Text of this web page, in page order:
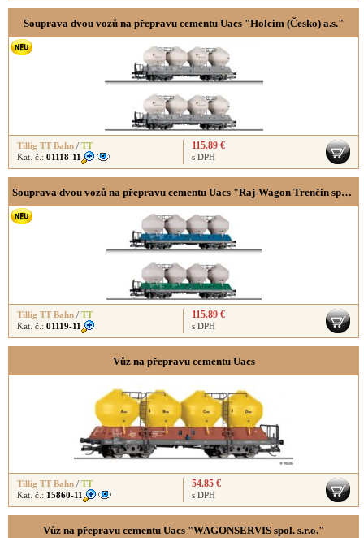
Souprava dvou vozů na přepravu cementu Uacs "Holcim (Česko) a.s."
Tillig TT Bahn / TT
Kat. č.: 01118-11
115.89 €
s DPH
Souprava dvou vozů na přepravu cementu Uacs "Raj-Wagon Trenčin spol. s.r.o."
Tillig TT Bahn / TT
Kat. č.: 01119-11
115.89 €
s DPH
Vůz na přepravu cementu Uacs
Tillig TT Bahn / TT
Kat. č.: 15860-11
54.85 €
s DPH
Vůz na přepravu cementu Uacs "WAGONSERVIS spol. s.r.o."